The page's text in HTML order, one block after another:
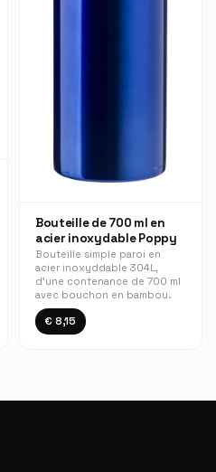
Bouteille de 700 ml en
acier inoxydable Poppy
Bouteille simple paroi en
acier inoxyddable 304L,
d'une contenance de 700 ml
avec bouchon en bambou.
€ 8,15